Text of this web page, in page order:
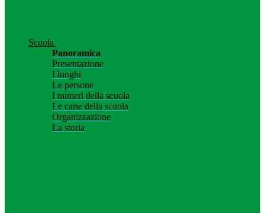
Scuola
Panoramica
Presentazione
I luoghi
Le persone
I numeri della scuola
Le carte della scuola
Organizzazione
La storia